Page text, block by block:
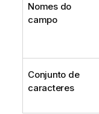
Nomes do
campo
Conjunto de
caracteres